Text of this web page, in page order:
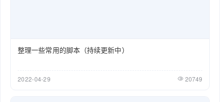
整理一些常用的脚本（持续更新中）
2022-04-29 20749